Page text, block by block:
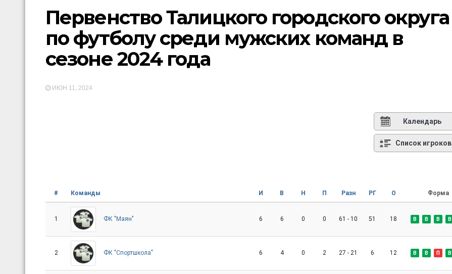
Первенство Талицкого городского округа
по футболу среди мужских команд в
сезоне 2024 года
ИЮН 11, 2024
Календарь
Список игроков
# Команды И В Н П Разн РГ О Форма
1 ФК "Маян" 6 6 0 0 61 - 10 51 18 В В В В
2 ФК "Спортшкола" 6 4 0 2 27 - 21 6 12 В В П В